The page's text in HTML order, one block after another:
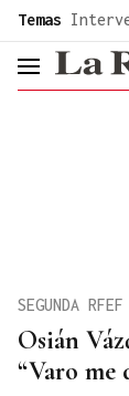
common.go-to-
Temas
Osián
“Varo me
SEGUNDA RFEF